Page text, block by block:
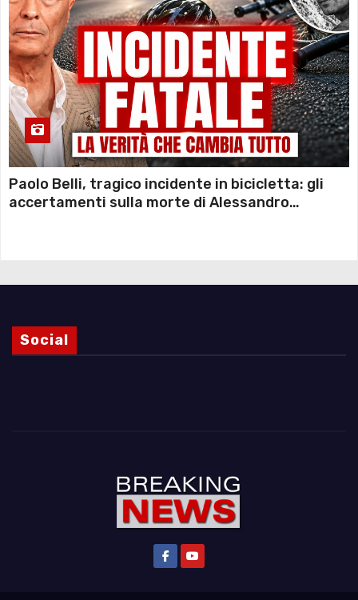
Paolo Belli, tragico incidente in bicicletta: gli
accertamenti sulla morte di Alessandro
Social